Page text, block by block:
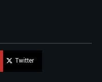
Twitter